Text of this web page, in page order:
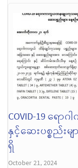
COVID-19 ရ
နှင့်ဆေးပစ္စည်း
ရှိ
October 21, 2024